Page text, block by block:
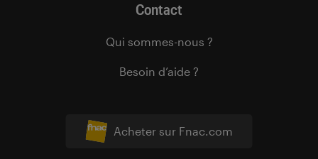
Acheter sur Fnac.com
Contact
Qui sommes-nous ?
Besoin d’aide ?